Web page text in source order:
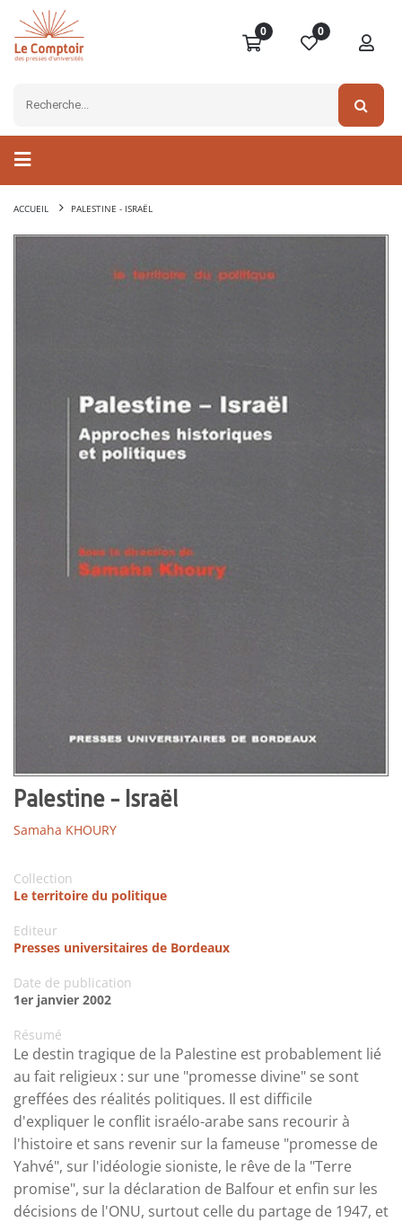
0 0
ACCUEIL PALESTINE - ISRAËL
Palestine - Israël
Samaha KHOURY
Collection
Le territoire du politique
Editeur
Presses universitaires de Bordeaux
Date de publication
1er janvier 2002
Résumé
Le destin tragique de la Palestine est probablement lié
au fait religieux : sur une "promesse divine" se sont
greffées des réalités politiques. Il est difficile
d'expliquer le conflit israélo-arabe sans recourir à
l'histoire et sans revenir sur la fameuse "promesse de
Yahvé", sur l'idéologie sioniste, le rêve de la "Terre
promise", sur la déclaration de Balfour et enfin sur les
décisions de l'ONU, surtout celle du partage de 1947, et